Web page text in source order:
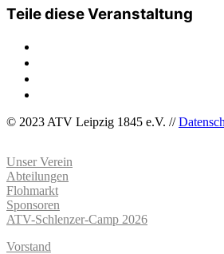
Teile diese Veranstaltung
© 2023 ATV Leipzig 1845 e.V. //
Unser Verein
Abteilungen
Flohmarkt
Sponsoren
ATV-Schlenzer-Camp 2026
Vorstand